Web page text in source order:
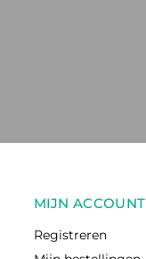
MIJN ACCOUNT
Registreren